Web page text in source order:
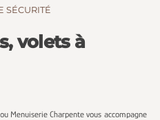
SÉCURITÉ
volets à
Menuiserie Charpente vous accompagne